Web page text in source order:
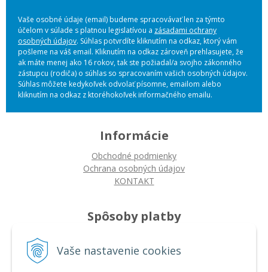
Vaše nastavenie cookies
Vaše osobné údaje (email) budeme spracovávať len za týmto
účelom v súlade s platnou legislatívou a zásadami ochrany
osobných údajov. Súhlas potvrdíte kliknutím na odkaz, ktorý vám
pošleme na váš email. Kliknutím na odkaz zároveň prehlasujete, že
ak máte menej ako 16 rokov, tak ste požiadal/a svojho zákonného
zástupcu (rodiča) o súhlas so spracovaním vašich osobných údajov.
Súhlas môžete kedykoľvek odvolať písomne, emailom alebo
kliknutím na odkaz z ktoréhokoľvek informačného emailu.
Informácie
Obchodné podmienky
Ochrana osobných údajov
KONTAKT
Spôsoby platby
Platba bankovým prevodom